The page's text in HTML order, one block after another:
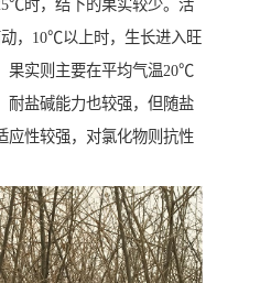
时，结下的果实较少。活
，10℃以上时，生长进入旺
果实则主要在平均气温20℃
耐盐碱能力也较强，但随盐
应性较强，对氯化物则抗性